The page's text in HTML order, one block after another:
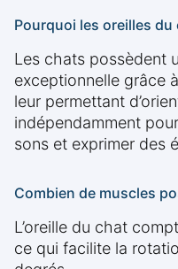
Pourquoi les oreilles
Les chats possèdent
exceptionnelle grâce
leur permettant
indépendamment
sons et exprimer des
Combien de muscles
L’oreille du chat
ce qui facilite la